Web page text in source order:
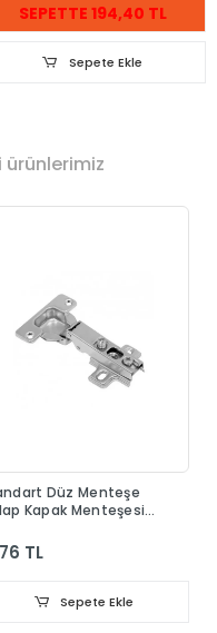
SEPETTE 194,40 TL
Sepete Ekle
ürünlerimiz
Düz Menteşe
Kapak Menteşesi
TL
Sepete Ekle